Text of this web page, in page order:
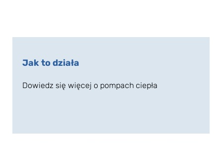
Jak to działa
Dowiedz się więcej o pompach ciepła